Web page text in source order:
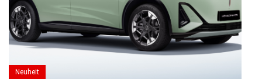
Neuheit